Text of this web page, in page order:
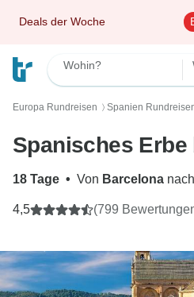
Deals der Woche
Wohin?
Europa Rundreisen 〉 Spanien
Spanisches Erbe
18 Tage • Von Barcelona nach
4,5 (799